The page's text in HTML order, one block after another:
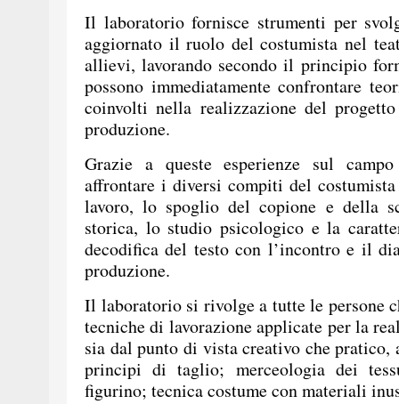
Il laboratorio fornisce strumenti per
aggiornato il ruolo del costumista nel
allievi, lavorando secondo il principio
possono immediatamente confrontare
coinvolti nella realizzazione del
produzione.
Grazie a queste esperienze sul
affrontare i diversi compiti del
lavoro, lo spoglio del copione e della
storica, lo studio psicologico e la
decodifica del testo con l’incontro e il
produzione.
Il laboratorio si rivolge a tutte le persone
tecniche di lavorazione applicate per la
sia dal punto di vista creativo che pratico,
principi di taglio; merceologia dei
figurino; tecnica costume con materiali